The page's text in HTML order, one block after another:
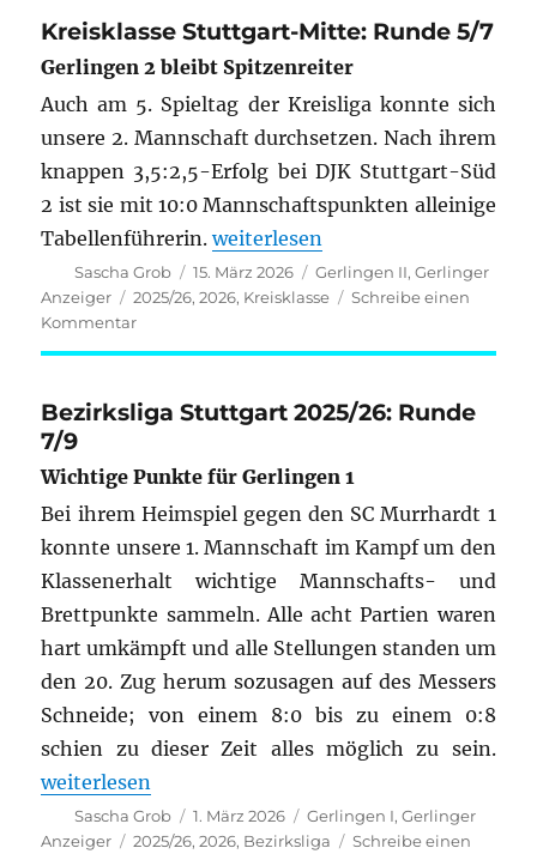
Runde
5/7
Kreisklasse Stuttgart-Mitte: Runde 5/7
Gerlingen 2 bleibt Spitzenreiter
Auch am 5. Spieltag der Kreisliga konnte sich
unsere 2. Mannschaft durchsetzen. Nach ihrem
knappen 3,5:2,5-Erfolg bei DJK Stuttgart-Süd
2 ist sie mit 10:0 Mannschaftspunkten alleinige
Tabellenführerin.„Kreisklasse Stuttgart-Mitte:
weiterlesen
Autor
Sascha Grob
Veröffentlicht
am
15. März 2026 Kategorien
Gerlingen II,Gerlinger
Anzeiger
Schlagwörter
2025/26,2026, Kreisklasse
Schreibe einen
Kommentarzu
Runde
Bezirksliga Stuttgart 2025/26: Runde
7/9
Wichtige Punkte für Gerlingen 1
Bei ihrem Heimspiel gegen den SC Murrhardt 1
konnte unsere 1. Mannschaft im Kampf um den
Klassenerhalt wichtige Mannschafts- und
Brettpunkte sammeln. Alle acht Partien waren
hart umkämpft und alle Stellungen standen um
den 20. Zug herum sozusagen auf des Messers
Schneide; von einem 8:0 bis zu einem 0:8
schien zu dieser Zeit alles möglich zu sein.
„Bezirksliga Stuttgart 2025/26: Runde 7/9“
weiterlesen
Autor
Sascha Grob
Veröffentlicht
am
1. März 2026 Kategorien
Gerlingen I,Gerlinger
Anzeiger
Schlagwörter
2025/26,2026, Bezirksliga Schreibe einen